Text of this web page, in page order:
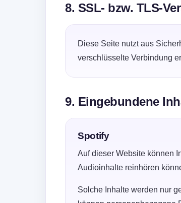
8. SSL- bzw. TLS-
Diese Seite nutzt aus
verschlüsselte Verbindung
9. Eingebundene
Spotify
Auf dieser Website können
Audioinhalte reinhören
Solche Inhalte werden nur